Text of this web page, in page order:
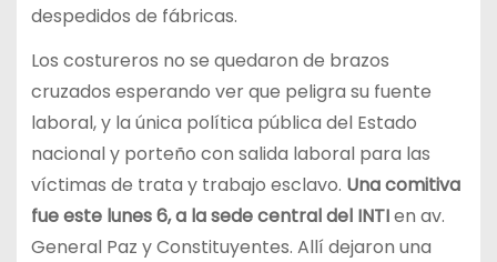
despedidos de fábricas.
Los costureros no se quedaron de brazos
cruzados esperando ver que peligra su fuente
laboral, y la única política pública del Estado
nacional y porteño con salida laboral para las
víctimas de trata y trabajo esclavo. Una comitiva
fue este lunes 6, a la sede central del INTIen av.
General Paz y Constituyentes. Allí dejaron una